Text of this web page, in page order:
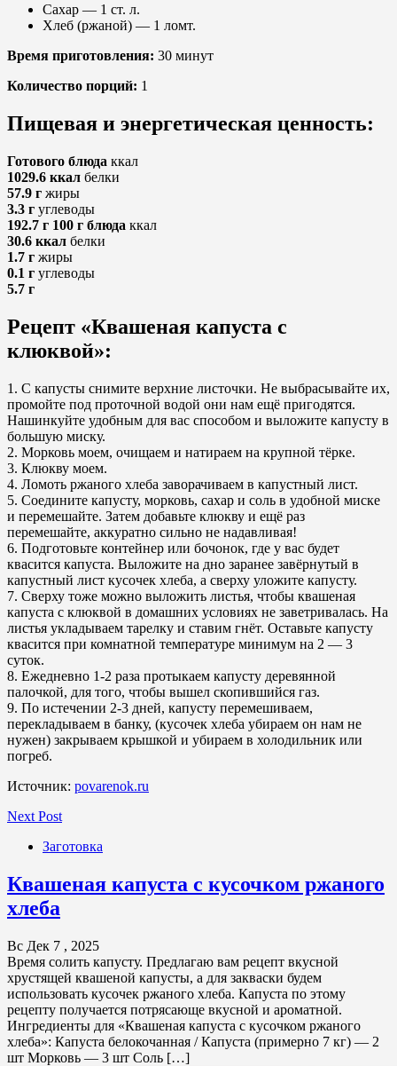
Сахар — 1 ст. л.
Хлеб (ржаной) — 1 ломт.
Время приготовления: 30 минут
Количество порций: 1
Пищевая и энергетическая ценность:
Готового блюда ккал
1029.6 ккал белки
57.9 г жиры
3.3 г углеводы
192.7 г 100 г блюда ккал
30.6 ккал белки
1.7 г жиры
0.1 г углеводы
5.7 г
Рецепт «Квашеная капуста с
клюквой»:
1. С капусты снимите верхние листочки. Не выбрасывайте их,
промойте под проточной водой они нам ещё пригодятся.
Нашинкуйте удобным для вас способом и выложите капусту в
большую миску.
2. Морковь моем, очищаем и натираем на крупной тёрке.
3. Клюкву моем.
4. Ломоть ржаного хлеба заворачиваем в капустный лист.
5. Соедините капусту, морковь, сахар и соль в удобной миске
и перемешайте. Затем добавьте клюкву и ещё раз
перемешайте, аккуратно сильно не надавливая!
6. Подготовьте контейнер или бочонок, где у вас будет
квасится капуста. Выложите на дно заранее завёрнутый в
капустный лист кусочек хлеба, а сверху уложите капусту.
7. Сверху тоже можно выложить листья, чтобы квашеная
капуста с клюквой в домашних условиях не заветривалась. На
листья укладываем тарелку и ставим гнёт. Оставьте капусту
квасится при комнатной температуре минимум на 2 — 3
суток.
8. Ежедневно 1-2 раза протыкаем капусту деревянной
палочкой, для того, чтобы вышел скопившийся газ.
9. По истечении 2-3 дней, капусту перемешиваем,
перекладываем в банку, (кусочек хлеба убираем он нам не
нужен) закрываем крышкой и убираем в холодильник или
погреб.
Источник: povarenok.ru
Next Post
Заготовка
Квашеная капуста с кусочком ржаного
хлеба
Вс Дек 7 , 2025
Время солить капусту. Предлагаю вам рецепт вкусной
хрустящей квашеной капусты, а для закваски будем
использовать кусочек ржаного хлеба. Капуста по этому
рецепту получается потрясающе вкусной и ароматной.
Ингредиенты для «Квашеная капуста с кусочком ржаного
хлеба»: Капуста белокочанная / Капустa (примерно 7 кг) — 2
шт Морковь — 3 шт Соль […]